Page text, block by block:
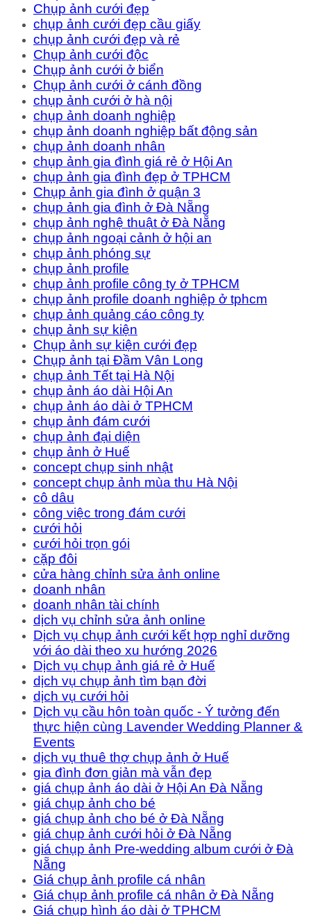
Chụp ảnh cưới đẹp
chụp ảnh cưới đẹp cầu giấy
chụp ảnh cưới đẹp và rẻ
Chụp ảnh cưới độc
Chụp ảnh cưới ở biển
Chụp ảnh cưới ở cánh đồng
chụp ảnh cưới ở hà nội
chụp ảnh doanh nghiệp
chụp ảnh doanh nghiệp bất động sản
chụp ảnh doanh nhân
chụp ảnh gia đình giá rẻ ở Hội An
chụp ảnh gia đình đẹp ở TPHCM
Chụp ảnh gia đình ở quận 3
chụp ảnh gia đình ở Đà Nẵng
chụp ảnh nghệ thuật ở Đà Nẵng
chụp ảnh ngoại cảnh ở hội an
chụp ảnh phóng sự
chụp ảnh profile
chụp ảnh profile công ty ở TPHCM
chụp ảnh profile doanh nghiệp ở tphcm
chụp ảnh quảng cáo công ty
chụp ảnh sự kiện
Chụp ảnh sự kiện cưới đẹp
Chụp ảnh tại Đầm Vân Long
chụp ảnh Tết tại Hà Nội
chụp ảnh áo dài Hội An
chụp ảnh áo dài ở TPHCM
chụp ảnh đám cưới
chụp ảnh đại diện
chụp ảnh ở Huế
concept chụp sinh nhật
concept chụp ảnh mùa thu Hà Nội
cô dâu
công việc trong đám cưới
cưới hỏi
cưới hỏi trọn gói
cặp đôi
cửa hàng chỉnh sửa ảnh online
doanh nhân
doanh nhân tài chính
dịch vụ chỉnh sửa ảnh online
Dịch vụ chụp ảnh cưới kết hợp nghỉ dưỡng
với áo dài theo xu hướng 2026
Dịch vụ chụp ảnh giá rẻ ở Huế
dịch vụ chụp ảnh tìm bạn đời
dịch vụ cưới hỏi
Dịch vụ cầu hôn toàn quốc - Ý tưởng đến
thực hiện cùng Lavender Wedding Planner &
Events
dịch vụ thuê thợ chụp ảnh ở Huế
gia đình đơn giản mà vẫn đẹp
giá chụp ảnh áo dài ở Hội An Đà Nẵng
giá chụp ảnh cho bé
giá chụp ảnh cho bé ở Đà Nẵng
giá chụp ảnh cưới hỏi ở Đà Nẵng
giá chụp ảnh Pre-wedding album cưới ở Đà
Nẵng
Giá chụp ảnh profile cá nhân
Giá chụp ảnh profile cá nhân ở Đà Nẵng
Giá chụp hình áo dài ở TPHCM